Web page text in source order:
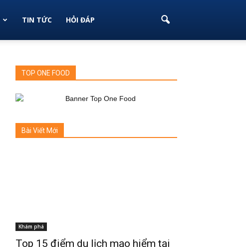
TIN TỨC HỎI ĐÁP
TOP ONE FOOD
Bài Viết Mới
Khám phá
Top 15 điểm du lịch mạo hiểm tại